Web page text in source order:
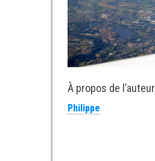
À propos de l’auteur
Philippe